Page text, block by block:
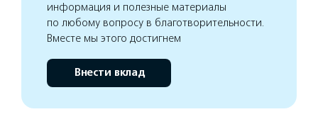
информация и полезные материалы
по любому вопросу в благотворительности.
Вместе мы этого достигнем
Внести вклад